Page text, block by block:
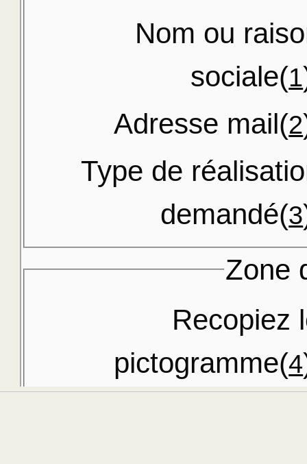
Nom ou
sociale(1
Adresse mail(2
Type de
demandé(3
Zone
Recopiez
pictogramme(4